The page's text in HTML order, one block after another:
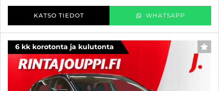
KATSO TIEDOT WHATSAPP
6 kk korotonta ja kulutonta